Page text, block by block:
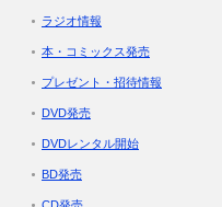
ラジオ情報
本・コミックス発売
プレゼント・招待情報
DVD発売
DVDレンタル開始
BD発売